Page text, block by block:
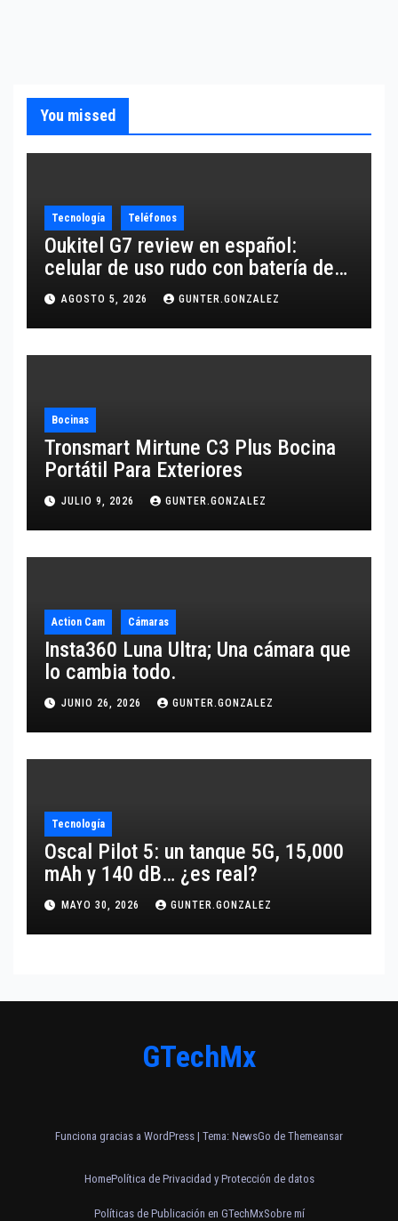
You missed
Tecnología Teléfonos
Oukitel G7 review en español:
celular de uso rudo con batería de
10,600 mAh
AGOSTO 5, 2026 GUNTER.GONZALEZ
Bocinas
Tronsmart Mirtune C3 Plus Bocina
Portátil Para Exteriores
JULIO 9, 2026 GUNTER.GONZALEZ
Action Cam Cámaras
Insta360 Luna Ultra; Una cámara que
lo cambia todo.
JUNIO 26, 2026 GUNTER.GONZALEZ
Tecnología
Oscal Pilot 5: un tanque 5G, 15,000
mAh y 140 dB… ¿es real?
MAYO 30, 2026 GUNTER.GONZALEZ
GTechMx
Funciona gracias a WordPress | Tema: NewsGo de Themeansar
HomePolítica de Privacidad y Protección de datos
Políticas de Publicación en GTechMxSobre mí